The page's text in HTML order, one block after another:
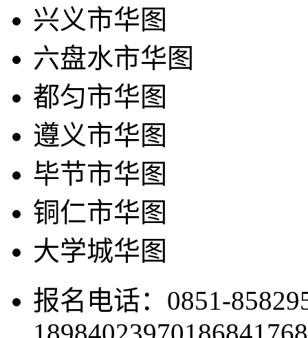
兴义市华图
六盘水市华图
都匀市华图
遵义市华图
毕节市华图
铜仁市华图
大学城华图
报名电话：0851-